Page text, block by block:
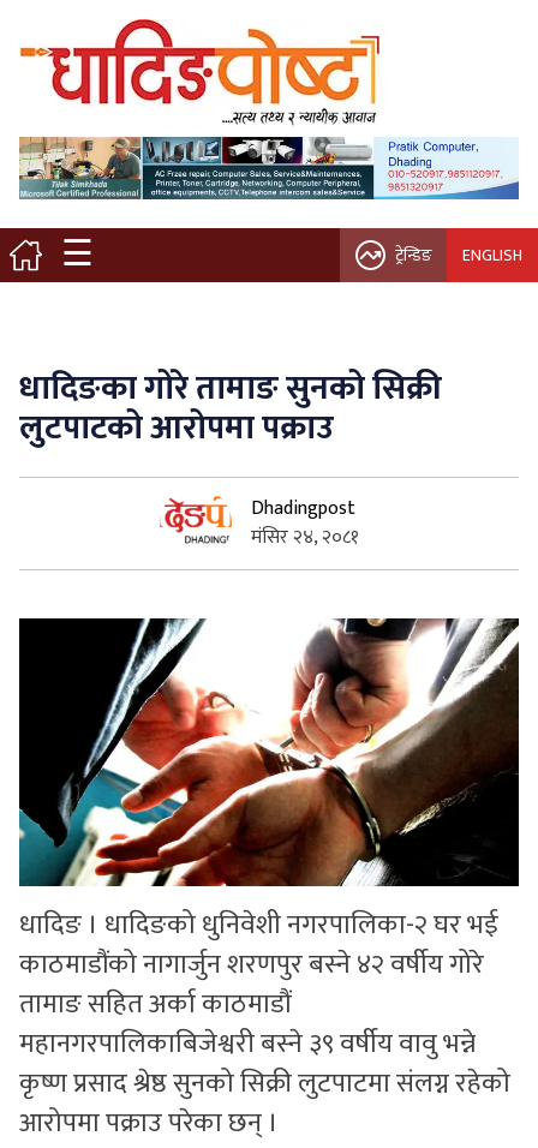
☰
मुख्य पृष्ठ
स्थानीय समाचार
विचार / ब्लग
नगर/गाउँ पालिका
कृषि/सहकारी
साहित्य / संस्कृति
सुचनाहरु
ट्रेन्डिङ ENGLISH
धादिङका गोरे तामाङ सुनको सिक्री
लुटपाटको आरोपमा पक्राउ
Dhadingpost
मंसिर २४, २०८१
धादिङ । धादिङको धुनिवेशी नगरपालिका-२ घर भई
काठमाडौंको नागार्जुन शरणपुर बस्ने ४२ वर्षीय गोरे
तामाङ सहित अर्का काठमाडौं
महानगरपालिकाबिजेश्वरी बस्ने ३९ वर्षीय वावु भन्ने
कृष्ण प्रसाद श्रेष्ठ सुनको सिक्री लुटपाटमा संलग्न रहेको
आरोपमा पक्राउ परेका छन् ।